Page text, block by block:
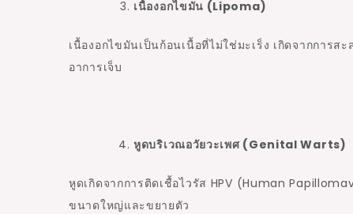
เนื้องอกไขมัน (Lipoma)
เนื้องอกไขมันเป็นก้อนเนื้อที่ไม่ใช่มะเร็ง เกิดจากการ
อาการเจ็บ
หูดบริเวณอวัยวะเพศ (Genital Warts)
หูดเกิดจากการติดเชื้อไวรัส HPV (Human
ขนาดใหญ่และขยายตัว